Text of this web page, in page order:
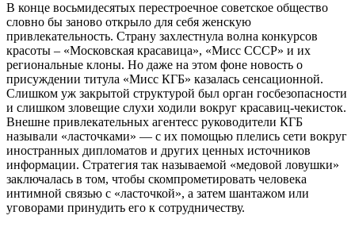
В конце восьмидесятых перестроечное советское общество
словно бы заново открыло для себя женскую
привлекательность. Страну захлестнула волна конкурсов
красоты – «Московская красавица», «Мисс СССР» и их
региональные клоны. Но даже на этом фоне новость о
присуждении титула «Мисс КГБ» казалась сенсационной.
Слишком уж закрытой структурой был орган госбезопасности
и слишком зловещие слухи ходили вокруг красавиц-чекисток.
Внешне привлекательных агентесс руководители КГБ
называли «ласточками» — с их помощью плелись сети вокруг
иностранных дипломатов и других ценных источников
информации. Стратегия так называемой «медовой ловушки»
заключалась в том, чтобы скомпрометировать человека
интимной связью с «ласточкой», а затем шантажом или
уговорами принудить его к сотрудничеству.